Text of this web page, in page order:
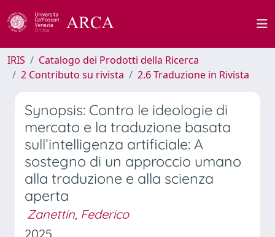
IRIS
Catalogo dei Prodotti della Ricerca
2 Contributo su rivista
2.6 Traduzione in Rivista
Synopsis: Contro le ideologie di
mercato e la traduzione basata
sull’intelligenza artificiale: A
sostegno di un approccio umano
alla traduzione e alla scienza
aperta
Zanettin, Federico
2025